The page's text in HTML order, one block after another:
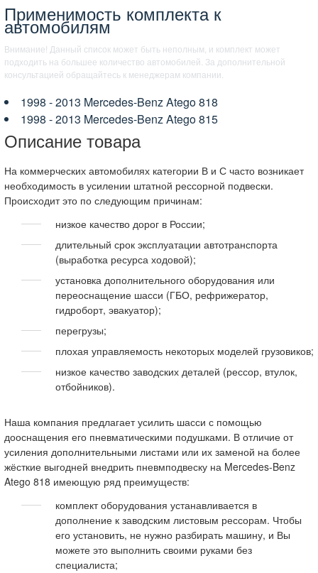
Применимость комплекта к
автомобилям
Внимание! Данный список может быть неполным, и комплект может
подходить на большее количество автомобилей. За дополнительной
консультацией обращайтесь к менеджерам компании.
1998 - 2013 Mercedes-Benz Atego 818
1998 - 2013 Mercedes-Benz Atego 815
Описание товара
На коммерческих автомобилях категории В и С часто возникает
необходимость в усилении штатной рессорной подвески.
Происходит это по следующим причинам:
низкое качество дорог в России;
длительный срок эксплуатации автотранспорта
(выработка ресурса ходовой);
установка дополнительного оборудования или
переоснащение шасси (ГБО, рефрижератор,
гидроборт, эвакуатор);
перегрузы;
плохая управляемость некоторых моделей грузовиков;
низкое качество заводских деталей (рессор, втулок,
отбойников).
Наша компания предлагает усилить шасси с помощью
дооснащения его пневматическими подушками. В отличие от
усиления дополнительными листами или их заменой на более
жёсткие выгодней внедрить пневмподвеску на Mercedes-Benz
Atego 818 имеющую ряд преимуществ:
комплект оборудования устанавливается в
дополнение к заводским листовым рессорам. Чтобы
его установить, не нужно разбирать машину, и Вы
можете это выполнить своими руками без
специалиста;